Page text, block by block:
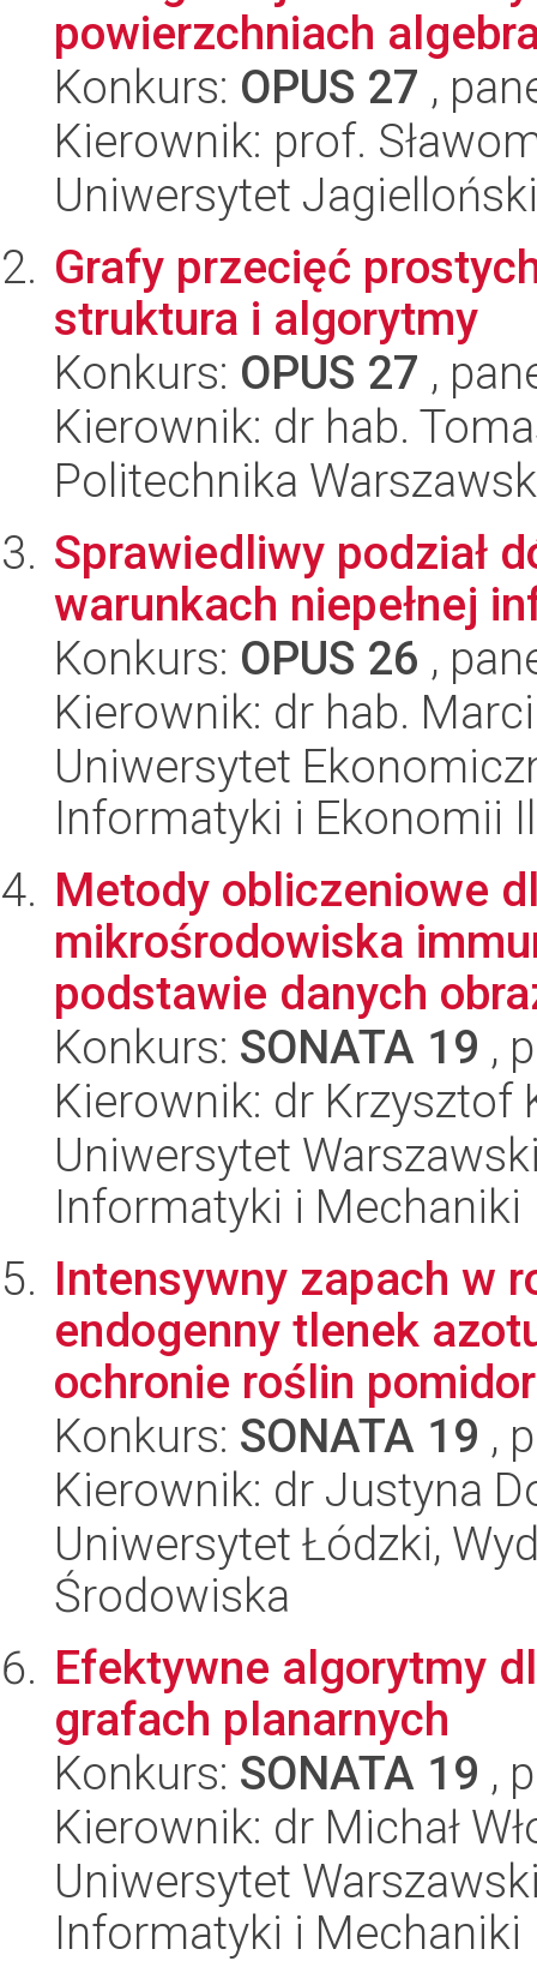
powierzchniach
Konkurs: OPUS 27 ,
Kierownik: prof.
Uniwersytet Jagielloński
Grafy przecięć
struktura i algorytmy
Konkurs: OPUS 27 ,
Kierownik: dr hab.
Politechnika
Sprawiedliwy podział
warunkach niepełnej
Konkurs: OPUS 26 ,
Kierownik: dr hab.
Uniwersytet
Informatyki i Ekonomii
Metody obliczeniowe
mikrośrodowiska
podstawie danych
Konkurs: SONATA 19 ,
Kierownik: dr Krzysztof
Uniwersytet
Informatyki i Mechaniki
Intensywny zapach w
endogenny tlenek
ochronie roślin
Konkurs: SONATA 19 ,
Kierownik: dr Justyna
Uniwersytet Łódzki,
Środowiska
Efektywne algorytmy
grafach planarnych
Konkurs: SONATA 19 ,
Kierownik: dr Michał
Uniwersytet
Informatyki i Mechaniki